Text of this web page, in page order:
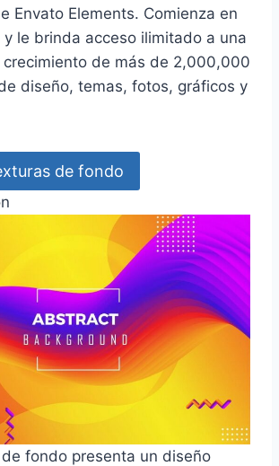
Envato Elements. Comienza en
y le brinda acceso ilimitado a una
de más de 2,000,000
diseño, temas, fotos, gráficos y
de fondo
fondo presenta un diseño